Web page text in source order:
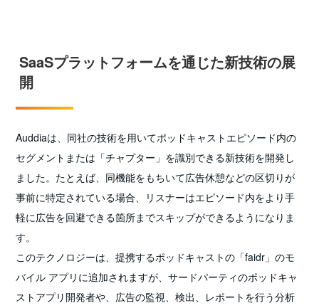
SaaSプラットフォームを通じた新技術の展
開
Auddiaは、同社の技術を用いてポッドキャストエピソード内の
セグメントまたは「チャプター」を識別できる新技術を開発し
ました。たとえば、同機能をもちいて広告休憩などの区切りが
事前に特定されている場合、リスナーはエピソード内をより手
軽に広告を回避できる箇所までスキップができるようになりま
す。
このテクノロジーは、提携するポッドキャストの「faidr」のモ
バイル アプリに追加されますが、サードパーティのポッドキャ
ストアプリ開発者や、広告の監視、検出、レポートを行う分析